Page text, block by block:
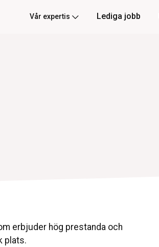
Vår expertis Lediga jobb
erbjuder hög prestanda och
plats.